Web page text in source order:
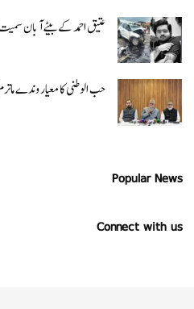
عتیق احمد کے بیٹے آبان سمیت 2 افراد کی سڑک حادثے میں
حب الوطنی کا معیار وندے
Popular News
Connect with us